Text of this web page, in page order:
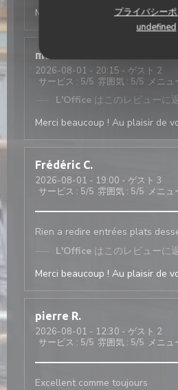
プライバシー
undefined
Merci beaucoup ! Au plaisir de
mathis
2026-08-01 - 20:15 - ゲスト 2
サービス : 5/5 雰囲気 : 5/5 メニュ
L'Office はこのレビューに
Merci beaucoup ! Au plaisir de
Frédéric C
2026-08-01 - 19:00 - ゲスト 3
サービス : 5/5 雰囲気 : 5/5 メニュ
Rien a redire entrées plats
L'Office はこのレビューに
Merci beaucoup ! Au plaisir de
pierre R
2026-08-01 - 12:30 - ゲスト 2
サービス : 5/5 雰囲気 : 5/5 メニュ
Excellent comme toujours